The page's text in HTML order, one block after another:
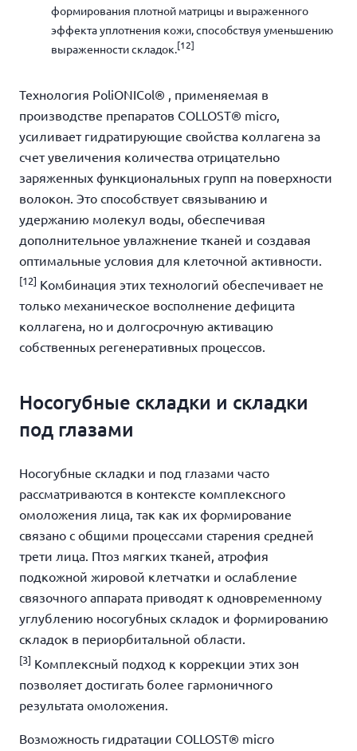
формирования плотной матрицы и выраженного
эффекта уплотнения кожи, способствуя уменьшению
выраженности складок.[12]
Технология PoliONICol® , применяемая в
производстве препаратов COLLOST® micro,
усиливает гидратирующие свойства коллагена за
счет увеличения количества отрицательно
заряженных функциональных групп на поверхности
волокон. Это способствует связыванию и
удержанию молекул воды, обеспечивая
дополнительное увлажнение тканей и создавая
оптимальные условия для клеточной активности.
[12] Комбинация этих технологий обеспечивает не
только механическое восполнение дефицита
коллагена, но и долгосрочную активацию
собственных регенеративных процессов.
Носогубные складки и складки
под глазами
Носогубные складки и под глазами часто
рассматриваются в контексте комплексного
омоложения лица, так как их формирование
связано с общими процессами старения средней
трети лица. Птоз мягких тканей, атрофия
подкожной жировой клетчатки и ослабление
связочного аппарата приводят к одновременному
углублению носогубных складок и формированию
складок в периорбитальной области.
[3] Комплексный подход к коррекции этих зон
позволяет достигать более гармоничного
результата омоложения.
Возможность гидратации COLLOST® micro